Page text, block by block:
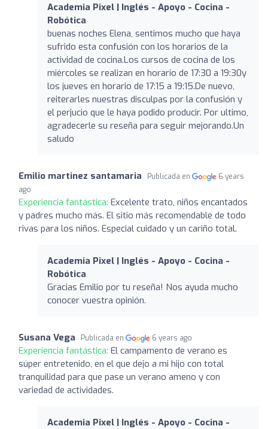
Academia Pixel | Inglés - Apoyo - Cocina -
Robótica
buenas noches Elena, sentimos mucho que haya
sufrido esta confusión con los horarios de la
actividad de cocina.Los cursos de cocina de los
miércoles se realizan en horario de 17:30 a 19:30y
los jueves en horario de 17:15 a 19:15.De nuevo,
reiterarles nuestras disculpas por la confusión y
el perjucio que le haya podido producir. Por ultimo,
agradecerle su reseña para seguir mejorando.Un
saludo
Emilio martinez santamaria Publicada en
6 years
ago
Experiencia fantástica: Excelente trato, niños encantados
y padres mucho más. El sitio más recomendable de todo
rivas para los niños. Especial cuidado y un cariño total.
Academia Pixel | Inglés - Apoyo - Cocina -
Robótica
Gracias Emilio por tu reseña! Nos ayuda mucho
conocer vuestra opinión.
Susana Vega Publicada en 6 years ago
Experiencia fantástica: El campamento de verano es
súper entretenido, en el que dejo a mi hijo con total
tranquilidad para que pase un verano ameno y con
variedad de actividades.
Academia Pixel | Inglés - Apoyo - Cocina -